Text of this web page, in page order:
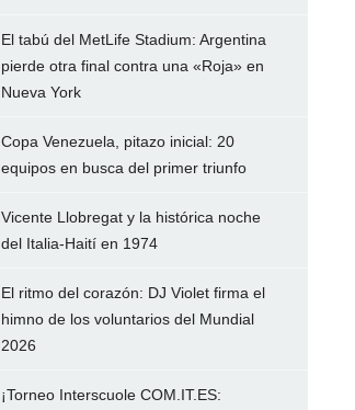
El tabú del MetLife Stadium: Argentina
pierde otra final contra una «Roja» en
Nueva York
Copa Venezuela, pitazo inicial: 20
equipos en busca del primer triunfo
Vicente Llobregat y la histórica noche
del Italia-Haití en 1974
El ritmo del corazón: DJ Violet firma el
himno de los voluntarios del Mundial
2026
¡Torneo Interscuole COM.IT.ES: